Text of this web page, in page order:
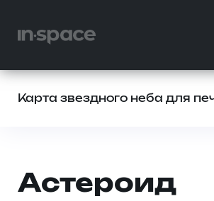
Карта звездного неба для
Астероид